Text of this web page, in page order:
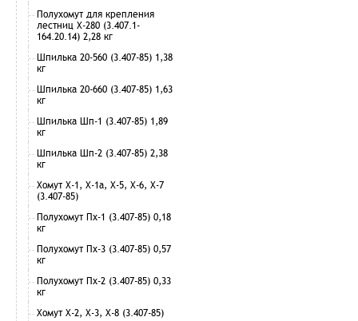
Полухомут для крепления
лестниц Х-280 (3.407.1-
164.20.14) 2,28 кг
Шпилька 20-560 (3.407-85) 1,38
кг
Шпилька 20-660 (3.407-85) 1,63
кг
Шпилька Шп-1 (3.407-85) 1,89
кг
Шпилька Шп-2 (3.407-85) 2,38
кг
Хомут Х-1, Х-1а, Х-5, Х-6, Х-7
(3.407-85)
Полухомут Пх-1 (3.407-85) 0,18
кг
Полухомут Пх-3 (3.407-85) 0,57
кг
Полухомут Пх-2 (3.407-85) 0,33
кг
Хомут Х-2, Х-3, Х-8 (3.407-85)